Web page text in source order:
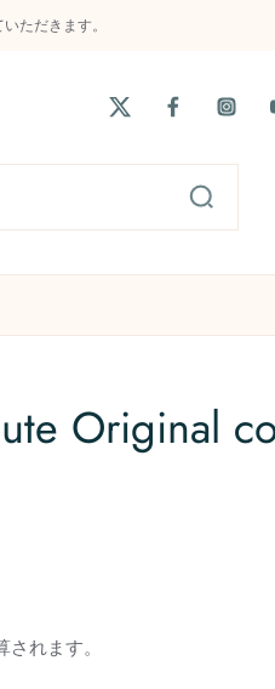
ただきます。
Original
れます。